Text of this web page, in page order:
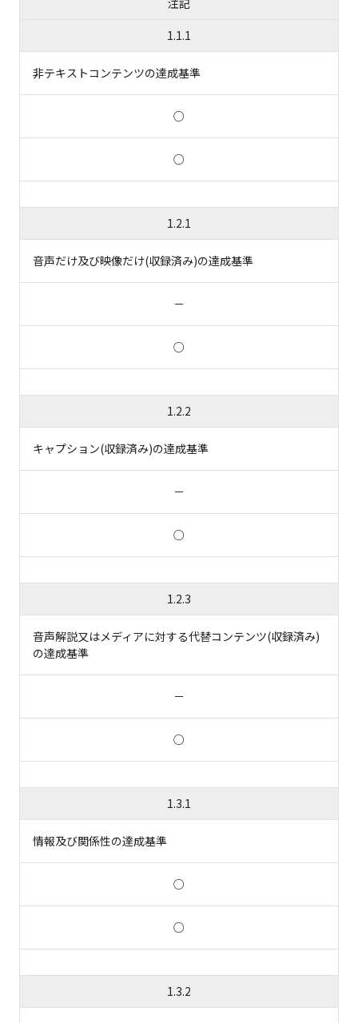
注記
1.1.1
非テキストコンテンツの達成基準
○
○
1.2.1
音声だけ及び映像だけ(収録済み)の達成基準
－
○
1.2.2
キャプション(収録済み)の達成基準
－
○
1.2.3
音声解説又はメディアに対する代替コンテンツ(収録済み)
の達成基準
－
○
1.3.1
情報及び関係性の達成基準
○
○
1.3.2